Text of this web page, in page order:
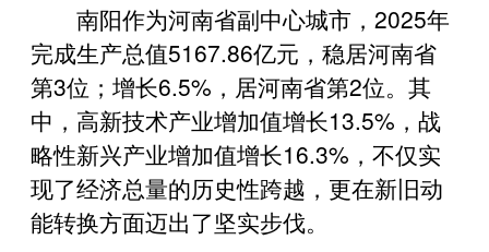
南阳作为河南省副中心城市，2025年
完成生产总值5167.86亿元，稳居河南省
第3位；增长6.5%，居河南省第2位。其
中，高新技术产业增加值增长13.5%，战
略性新兴产业增加值增长16.3%，不仅实
现了经济总量的历史性跨越，更在新旧动
能转换方面迈出了坚实步伐。